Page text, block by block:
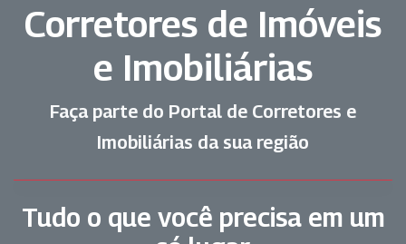
Corretores de Imóveis
e Imobiliárias
Faça parte do Portal de Corretores e
Imobiliárias da sua região
Tudo o que você precisa em um